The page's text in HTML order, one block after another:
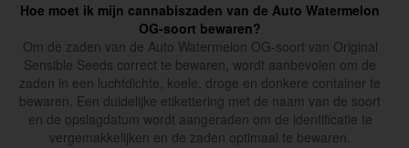
Hoe moet ik mijn cannabiszaden van de Auto Watermelon
OG-soort bewaren?
Om de zaden van de Auto Watermelon OG-soort van Original
Sensible Seeds correct te bewaren, wordt aanbevolen om de
zaden in een luchtdichte, koele, droge en donkere container te
bewaren. Een duidelijke etikettering met de naam van de soort
en de opslagdatum wordt aangeraden om de identificatie te
vergemakkelijken en de zaden optimaal te bewaren.